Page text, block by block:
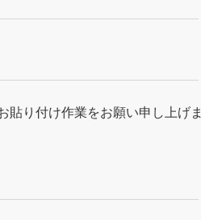
貼り付け作業をお願い申し上げま